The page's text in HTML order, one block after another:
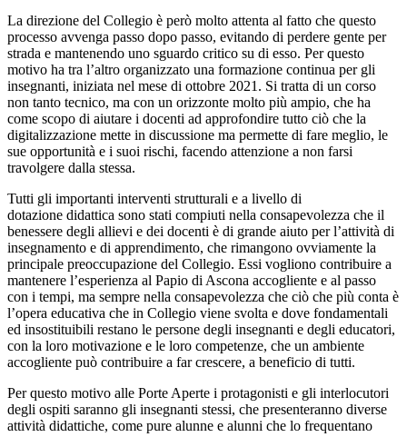
La direzione del Collegio è però molto attenta al fatto che questo
processo avvenga passo dopo passo, evitando di perdere gente per
strada e mantenendo uno sguardo critico su di esso. Per questo
motivo ha tra l’altro organizzato una formazione continua per gli
insegnanti, iniziata nel mese di ottobre 2021. Si tratta di un corso
non tanto tecnico, ma con un orizzonte molto più ampio, che ha
come scopo di aiutare i docenti ad approfondire tutto ciò che la
digitalizzazione mette in discussione ma permette di fare meglio, le
sue opportunità e i suoi rischi, facendo attenzione a non farsi
travolgere dalla stessa.
Tutti gli importanti interventi strutturali e a livello di
dotazione didattica sono stati compiuti nella consapevolezza che il
benessere degli allievi e dei docenti è di grande aiuto per l’attività di
insegnamento e di apprendimento, che rimangono ovviamente la
principale preoccupazione del Collegio. Essi vogliono contribuire a
mantenere l’esperienza al Papio di Ascona accogliente e al passo
con i tempi, ma sempre nella consapevolezza che ciò che più conta è
l’opera educativa che in Collegio viene svolta e dove fondamentali
ed insostituibili restano le persone degli insegnanti e degli educatori,
con la loro motivazione e le loro competenze, che un ambiente
accogliente può contribuire a far crescere, a beneficio di tutti.
Per questo motivo alle Porte Aperte i protagonisti e gli interlocutori
degli ospiti saranno gli insegnanti stessi, che presenteranno diverse
attività didattiche, come pure alunne e alunni che lo frequentano